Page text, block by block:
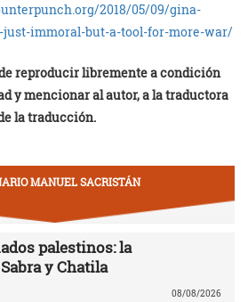
2018/05/09/gina-
immoral-but-a-tool-for-more-war/
reproducir libremente a condición
y mencionar al autor, a la traductora
la traducción.
MANUEL SACRISTÁN
palestinos: la
y Chatila
08/08/2026